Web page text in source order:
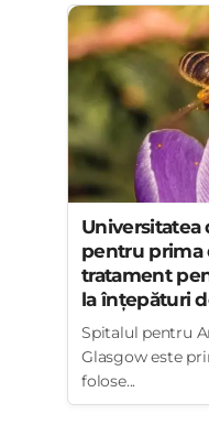
Universitatea
pentru prima
tratament
la înțepături
Spitalul pentru
Glasgow este
folose...